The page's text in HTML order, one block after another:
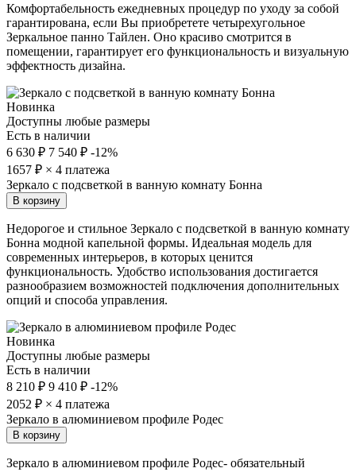
Комфортабельность ежедневных процедур по уходу за собой
гарантирована, если Вы приобретете четырехугольное
Зеркальное панно Тайлен. Оно красиво смотрится в
помещении, гарантирует его функциональность и визуальную
эффектность дизайна.
Новинка
Доступны любые размеры
Есть в наличии
6 630 ₽ 7 540 ₽ -12%
1657 ₽ × 4 платежа
Зеркало с подсветкой в ванную комнату Бонна
В корзину
Недорогое и стильное Зеркало с подсветкой в ванную комнату
Бонна модной капельной формы. Идеальная модель для
современных интерьеров, в которых ценится
функциональность. Удобство использования достигается
разнообразием возможностей подключения дополнительных
опций и способа управления.
Новинка
Доступны любые размеры
Есть в наличии
8 210 ₽ 9 410 ₽ -12%
2052 ₽ × 4 платежа
Зеркало в алюминиевом профиле Родес
В корзину
Зеркало в алюминиевом профиле Родес- обязательный